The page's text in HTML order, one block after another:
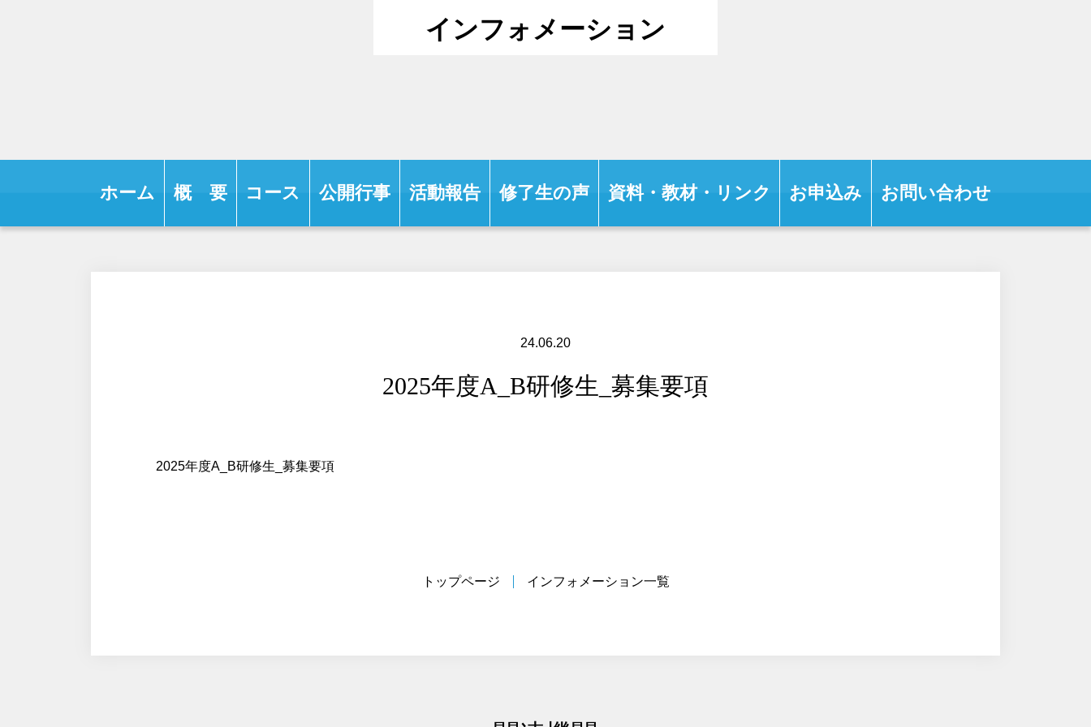
インフォメーション
ホーム 概 要 コース 公開行事 活動報告 修了生の声 資料・教材・リンク お申込み お問い合わせ
24.06.20
2025年度A_B研修生_募集要項
2025年度A_B研修生_募集要項
トップページ インフォメーション一覧